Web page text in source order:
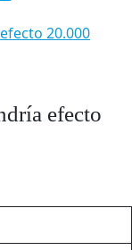
20.000
efecto